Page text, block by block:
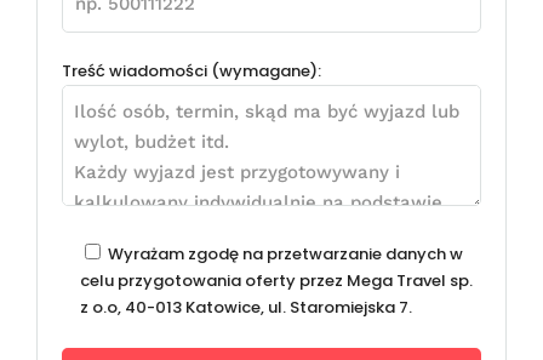
Treść wiadomości (wymagane):
Wyrażam zgodę na przetwarzanie danych w
celu przygotowania oferty przez Mega Travel sp.
z o.o, 40-013 Katowice, ul. Staromiejska 7.